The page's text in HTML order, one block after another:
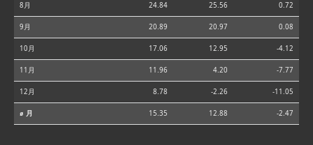
8月 24.84 25.56 0.72
9月 20.89 20.97 0.08
10月 17.06 12.95 -4.12
11月 11.96 4.20 -7.77
12月 8.78 -2.26 -11.05
⌀ 月 15.35 12.88 -2.47